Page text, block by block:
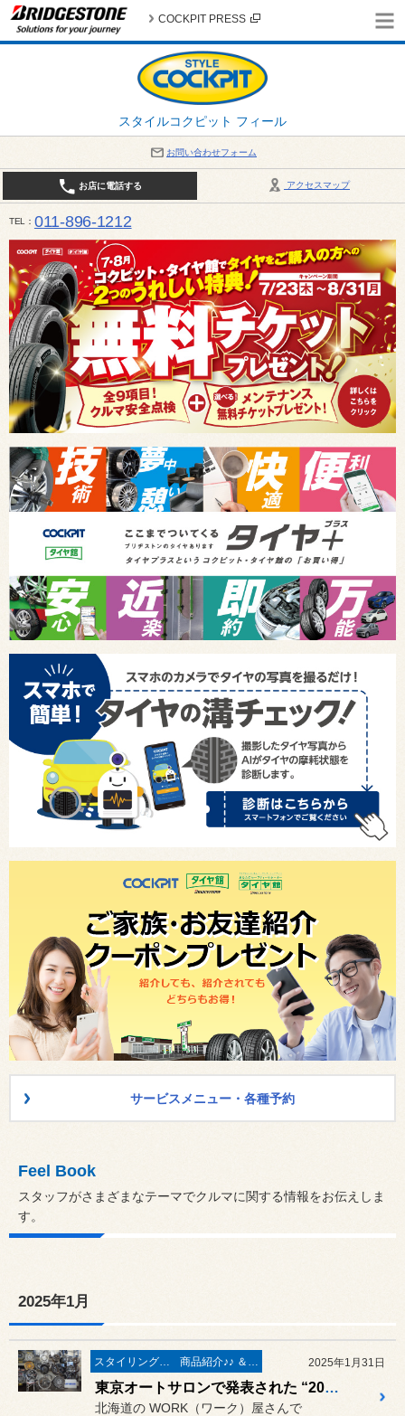
スタイルコクピット フィール
COCKPIT PRESS
お問い合わせフォーム
アクセスマップ
お店に電話する
TEL 011-896-1212
平日・日・祝日：作業受付10:00～17:30 、商談受付は10:00～18:00 まで 営業時間は10:00～
受け出来ない場合がございます。店舗までお問い合わせください。電話も込み合うことが予想さ
日：2026年8月の定休日 毎週 火曜日と水曜日 8月10日(月曜日) から 8月14日(金曜
サービスメニュー・各種予約
Feel Book
スタッフがさまざまなテーマでクルマに関する情報をお伝えしま
す。
2025年1月
スタイリング系 ホイール＆タイヤ＆エアロパーツ 商品紹介♪♪ ＆ ”フィール”からのお知らせ。 2025年1月31日
東京オートサロンで発表された “2025 Newモデル” が登場 !! WORK wheels（ワーク）新作ホイール展示会を開催 ❤ 2025年2月1日（土）～ 2月2日（大安）
北海道の WORK（ワーク）屋さんで